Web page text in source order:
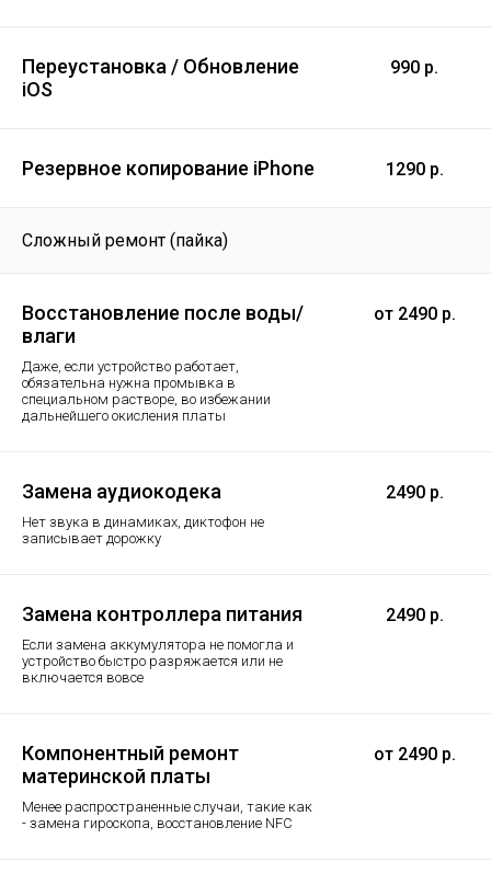
Переустановка / Обновление
iOS
990 р.
Резервное копирование iPhone 1290 р.
Сложный ремонт (пайка)
Восстановление после воды/
влаги
Даже, если устройство работает,
обязательна нужна промывка в
специальном растворе, во избежании
дальнейшего окисления платы
от 2490 р.
Замена аудиокодека
Нет звука в динамиках, диктофон не
записывает дорожку
2490 р.
Замена контроллера питания
Если замена аккумулятора не помогла и
устройство быстро разряжается или не
включается вовсе
2490 р.
Компонентный ремонт
материнской платы
Менее распространенные случаи, такие как
- замена гироскопа, восстановление NFC
от 2490 р.